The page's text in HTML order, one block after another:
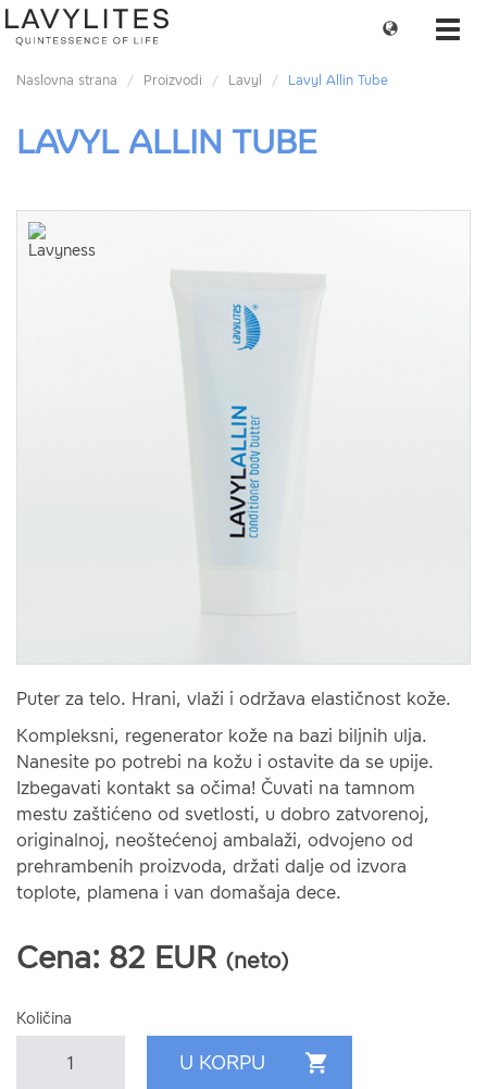
Change
Naslovna strana Proizvodi Lavyl Lavyl Allin Tube
LAVYL ALLIN TUBE
Puter za telo. Hrani, vlaži i održava elastičnost kože.
Kompleksni, regenerator kože na bazi biljnih ulja.
Nanesite po potrebi na kožu i ostavite da se upije.
Izbegavati kontakt sa očima! Čuvati na tamnom
mestu zaštićeno od svetlosti, u dobro zatvorenoj,
originalnoj, neoštećenoj ambalaži, odvojeno od
prehrambenih proizvoda, držati dalje od izvora
toplote, plamena i van domašaja dece.
Cena: 82 EUR (neto)
Količina